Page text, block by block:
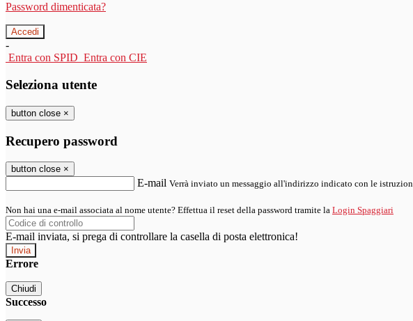
Password dimenticata?
-
Entra con SPID Entra con CIE
Seleziona utente
button close ×
Recupero password
button close ×
E-mail Verrà inviato un messaggio all'indirizzo indicato con le
Non hai una e-mail associata al nome utente? Effettua il reset della password tramite la Login Spaggiari
E-mail inviata, si prega di controllare la casella di posta elettronica!
Errore
Chiudi
Successo